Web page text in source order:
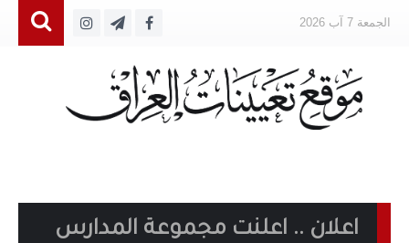
الجمعة 7 آب 2026
اعلان .. اعلنت مجموعة المدارس